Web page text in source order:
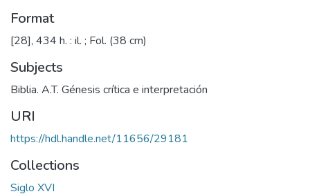
Format
[28], 434 h. : il. ; Fol. (38 cm)
Subjects
Biblia. A.T. Génesis crítica e interpretación
URI
https://hdl.handle.net/11656/29181
Collections
Siglo XVI